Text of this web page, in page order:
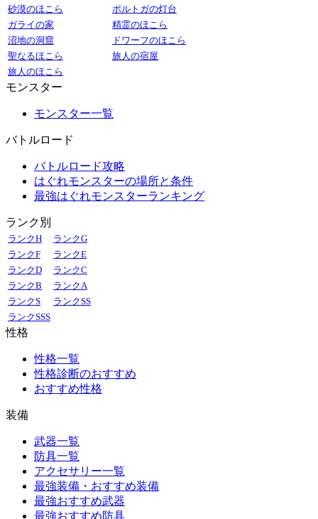
砂漠のほこら
ポルトガの灯台
ガライの家
精霊のほこら
沼地の洞窟
ドワーフのほこら
聖なるほこら
旅人の宿屋
旅人のほこら
モンスター
モンスター一覧
バトルロード
バトルロード攻略
はぐれモンスターの場所と条件
最強はぐれモンスターランキング
ランク別
ランクH
ランクG
ランクF
ランクE
ランクD
ランクC
ランクB
ランクA
ランクS
ランクSS
ランクSSS
性格
性格一覧
性格診断のおすすめ
おすすめ性格
装備
武器一覧
防具一覧
アクセサリー一覧
最強装備・おすすめ装備
最強おすすめ武器
最強おすすめ防具